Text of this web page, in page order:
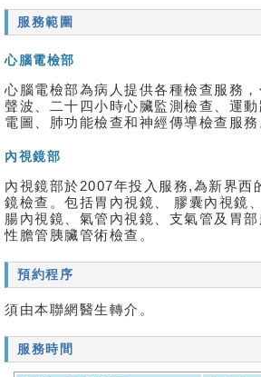
服務範圍
心腦電檢部
心腦電檢部為病人提供各種檢查服務
聲波、二十四小時心臟監測檢查、運
電圖、肺功能檢查和神經傳導檢查服務
內視鏡部
內視鏡部於2007年投入服務,為新界西
鏡檢查。包括胃內視鏡、 膠囊內視鏡
腸內視鏡、氣管內視鏡、支氣管及胃
性膽管胰臟管術檢查。
預約程序
須由本聯網醫生轉介。
服務時間